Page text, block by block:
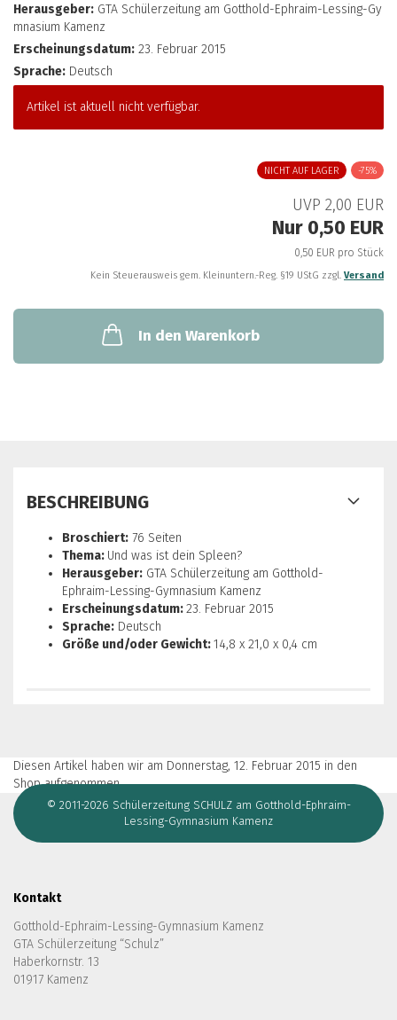
Herausgeber: GTA Schülerzeitung am Gotthold-Ephraim-Lessing-Gy
mnasium Kamenz
Erscheinungsdatum: 23. Februar 2015
Sprache: Deutsch
Artikel ist aktuell nicht verfügbar.
NICHT AUF LAGER -75%
UVP 2,00 EUR
Nur 0,50 EUR
0,50 EUR pro Stück
Kein Steuerausweis gem. Kleinuntern.-Reg. §19 UStG zzgl. Versand
In den Warenkorb
BESCHREIBUNG
Broschiert: 76 Seiten
Thema: Und was ist dein Spleen?
Herausgeber: GTA Schülerzeitung am Gotthold-
Ephraim-Lessing-Gymnasium Kamenz
Erscheinungsdatum:23. Februar 2015
Sprache: Deutsch
Größe und/oder Gewicht:14,8 x 21,0 x 0,4 cm
Diesen Artikel haben wir am Donnerstag, 12. Februar 2015 in den
Shop aufgenommen.
© 2011-2026 Schülerzeitung SCHULZ am Gotthold-Ephraim-
Lessing-Gymnasium Kamenz
Kontakt
Gotthold-Ephraim-Lessing-Gymnasium Kamenz
GTA Schülerzeitung “Schulz”
Haberkornstr. 13
01917 Kamenz